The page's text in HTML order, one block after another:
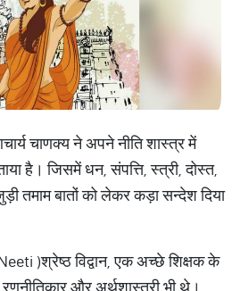
चाणक्य ने अपने नीति शास्त्र में
है। जिसमें धन, संपत्ति, स्त्री, दोस्त,
तमाम बातों को लेकर कड़ा सन्देश दिया
)श्रेष्ठ विद्वान, एक अच्छे शिक्षक के